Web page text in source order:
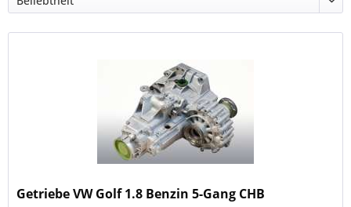
Getriebe VW Golf 1.8 Benzin 5-Gang CHB